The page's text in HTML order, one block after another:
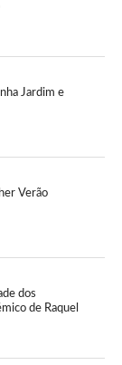
Jardim e
Verão
dos
de Raquel